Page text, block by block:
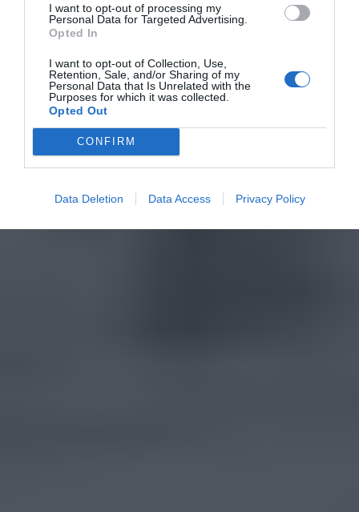
I want to opt-out of processing my
Personal Data for Targeted Advertising.
Opted In
I want to opt-out of Collection, Use,
Retention, Sale, and/or Sharing of my
Personal Data that Is Unrelated with the
Purposes for which it was collected.
Opted Out
CONFIRM
Data Deletion Data Access Privacy Policy